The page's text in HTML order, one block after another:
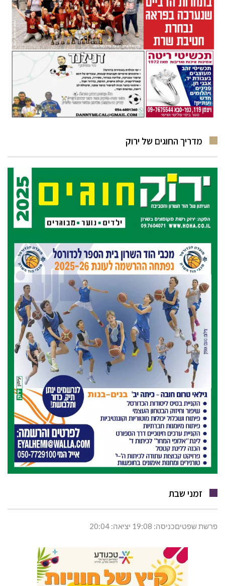
מדריך החוגים של ירוק
זמני שבת
פרשת שפטיםכניסה: 19:08 יציאה: 20:04